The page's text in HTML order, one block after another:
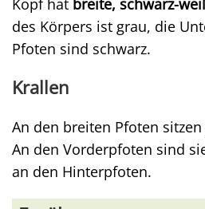
Kopf hat breite, schwarz-
des Körpers ist grau, die
Pfoten sind schwarz.
Krallen
An den breiten Pfoten sitzen
An den Vorderpfoten sind
an den Hinterpfoten.